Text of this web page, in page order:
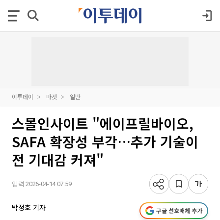
이투데이 마켓 일반
스몰인사이트 "에이프릴바이오,
SAFA 확장성 부각…추가 기술이
전 기대감 커져"
입력 2026-04-14 07:59
박정호 기자 구글 선호매체 추가